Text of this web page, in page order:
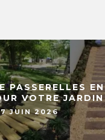
PASSERELLES EN
VOTRE JARDIN
7 JUIN 2026